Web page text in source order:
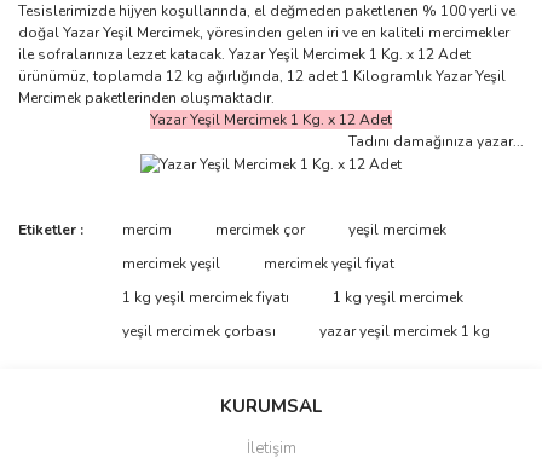
Tesislerimizde hijyen koşullarında, el değmeden paketlenen % 100 yerli ve
doğal Yazar Yeşil Mercimek, yöresinden gelen iri ve en kaliteli mercimekler
ile sofralarınıza lezzet katacak. Yazar Yeşil Mercimek 1 Kg. x 12 Adet
ürünümüz, toplamda 12 kg ağırlığında, 12 adet 1 Kilogramlık Yazar Yeşil
Mercimek paketlerinden oluşmaktadır.
Yazar Yeşil Mercimek 1 Kg. x 12 Adet
Tadını damağınıza yazar...
Bu ürüne ilk yorumu siz yapın!
Yorum Yaz
Bu ürünün fiyat bilgisi, resim, ürün açıklamalarında ve diğer
tarafımıza iletebilirsiniz.
Görüş ve önerileriniz için teşekkür ederiz.
Ürün fiyatı diğer sitelerden daha pahalı.
Etiketler : mercim mercimek çor
yeşil mercimek
mercimek yeşil
mercimek yeşil fiyat
1 kg yeşil mercimek fiyatı
1 kg yeşil mercimek
yeşil mercimek çorbası
yazar yeşil mercimek 1 kg
KURUMSAL
İletişim